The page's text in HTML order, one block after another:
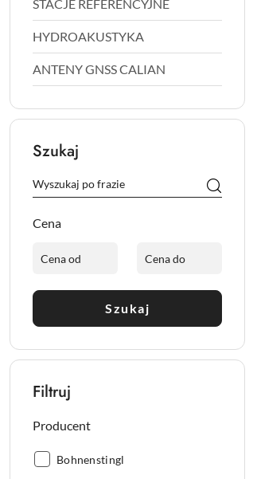
STACJE REFERENCYJNE
HYDROAKUSTYKA
ANTENY GNSS CALIAN
Szukaj
Cena
Szukaj
Filtruj
Producent
Producent:
Bohnenstingl